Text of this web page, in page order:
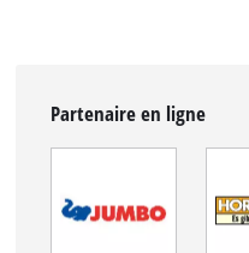
Partenaire en ligne